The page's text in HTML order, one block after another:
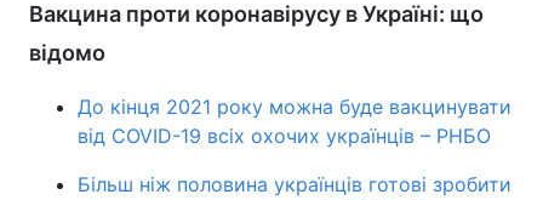
Вакцина проти коронавірусу в Україні: що
відомо
До кінця 2021 року можна буде вакцинувати
від COVID-19 всіх охочих українців – РНБО
Більш ніж половина українців готові зробити